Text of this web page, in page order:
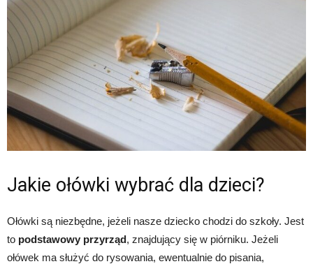
Jakie ołówki wybrać dla dzieci?
Ołówki są niezbędne, jeżeli nasze dziecko chodzi do szkoły. Jest
to podstawowy przyrząd, znajdujący się w piórniku. Jeżeli
ołówek ma służyć do rysowania, ewentualnie do pisania,